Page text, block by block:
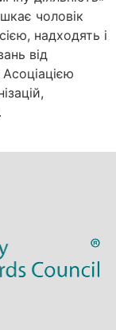
чоловік
надходять і
від